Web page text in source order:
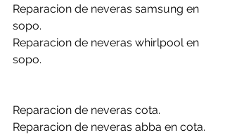
Reparacion de neveras samsung en
sopo.
Reparacion de neveras whirlpool en
sopo.
Reparacion de neveras cota.
Reparacion de neveras abba en cota.